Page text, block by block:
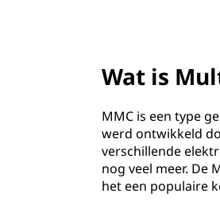
Wat is
MMC is een type
werd ontwikkeld
verschillende
nog veel meer. De
het een populaire